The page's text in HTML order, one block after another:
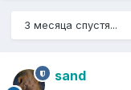
3 месяца спустя...
sand